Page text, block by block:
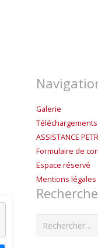
Galerie
Téléchargements
ASSISTANCE PETR
Formulaire de
Espace réservé
Mentions légales